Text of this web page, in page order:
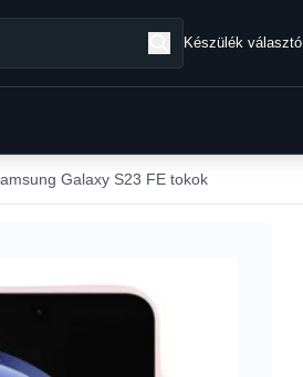
Készülék választó
Galaxy S23 FE tokok